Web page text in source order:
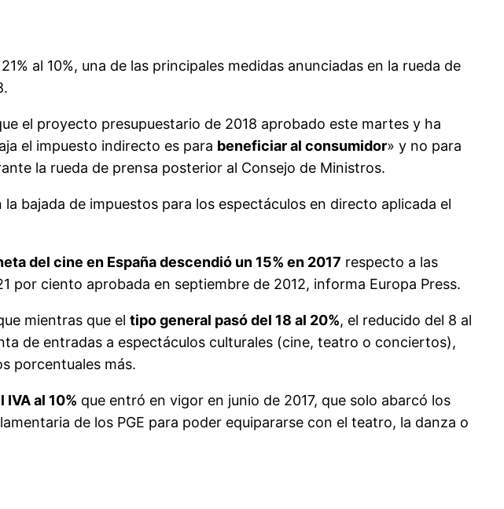
al 10%, una de las principales medidas anunciadas en la rueda de
el proyecto presupuestario de 2018 aprobado este martes y ha
el impuesto indirecto es para beneficiar al consumidor» y no para
la rueda de prensa posterior al Consejo de Ministros.
bajada de impuestos para los espectáculos en directo aplicada el
del cine en España descendió un 15% en 2017 respecto a las
por ciento aprobada en septiembre de 2012, informa Europa Press.
mientras que el tipo general pasó del 18 al 20%, el reducido del 8 al
de entradas a espectáculos culturales (cine, teatro o conciertos),
porcentuales más.
al 10% que entró en vigor en junio de 2017, que solo abarcó los
de los PGE para poder equipararse con el teatro, la danza o